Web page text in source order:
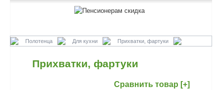
Полотенца Для кухни Прихватки, фартуки
Прихватки, фартуки
Сравнить товар [+]